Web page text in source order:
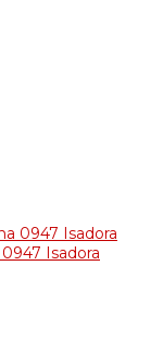
Isadora